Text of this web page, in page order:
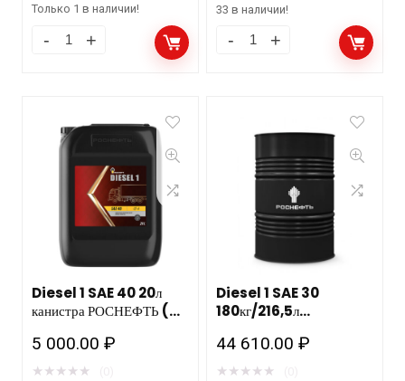
Только 1 в наличии! 33 в наличии!
Diesel 1 SAE 40 20л
канистра РОСНЕФТЬ (ДО
5 000.00₽
★ ★ ★ ★ ★
Diesel 1 SAE 30
180кг/216,5л
АНХК (ДО ЕВРО-2
Летнее)
44 610.00₽
★ ★ ★ ★ ★